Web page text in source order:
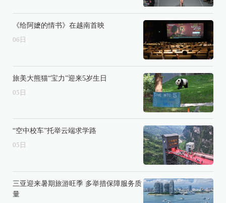
《给阿嬷的情书》在越南首映
06 日
旅美大熊猫“宝力”迎来5岁生日
05 日
“空中校车”托举云端求学路
05 日
三亚迎来暑期旅游旺季 多举措保障服务质
量